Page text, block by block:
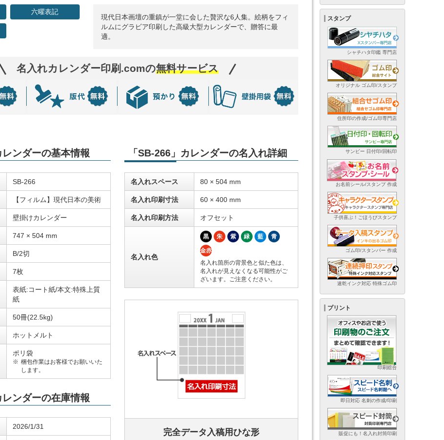
六曜表記
現代日本画壇の重鎮が一堂に会した贅沢な6人集。絵柄をフィ
ルムにグラビア印刷した高級大型カレンダーで、贈答に最
適。
名入れカレンダー印刷.comの無料サービス
レンダーの基本情報
SB-266
【フィルム】現代日本の美術
壁掛けカレンダー
747 × 504 mm
B/2切
7枚
表紙:コート紙/本文:特殊上質
紙
50冊(22.5kg)
ホットメルト
ポリ袋
梱包作業はお客様でお願いいた
します。
レンダーの在庫情報
2026/1/31
「SB-266」カレンダーの名入れ詳細
名入れスペース 80 × 504 mm
名入れ印刷寸法 60 × 400 mm
名入れ印刷方法 オフセット
名入れ色
黒 朱 紫 緑 藍 青
金赤
名入れ箇所の背景色と似た色は、
名入れが見えなくなる可能性がご
ざいます。ご注意ください。
完全データ入稿用ひな形
スタンプ
シャチハタ印鑑 専門店
オリジナル ゴム印/スタンプ
住所印の作成/ゴム印専門店
サンビー 日付印/回転印
お名前シール/スタンプ 作成
子供喜ぶ！ごほうびスタンプ
ゴム印/スタンパー 作成
速乾インク対応 特殊ゴム印
プリント
印刷総合
即日対応 名刺の作成/印刷
販促にも！名入れ封筒印刷